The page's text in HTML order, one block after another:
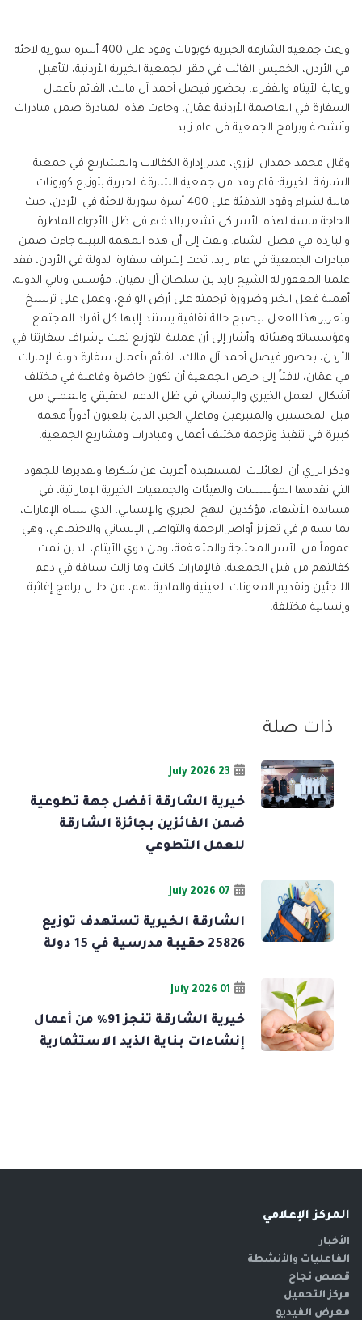
وزعت جمعية الشارقة الخيرية كوبونات وقود على 400 أسرة سورية لاجئة
في الأردن، الخميس الفائت في مقر الجمعية الخيرية الأردنية، لتأهيل
ورعاية الأيتام والفقراء، بحضور فيصل أحمد آل مالك، القائم بأعمال
السفارة في العاصمة الأردنية عمّان، وجاءت هذه المبادرة ضمن مبادرات
وأنشطة وبرامج الجمعية في عام زايد.
وقال محمد حمدان الزري، مدير إدارة الكفالات والمشاريع في جمعية
الشارقة الخيرية: قام وفد من جمعية الشارقة الخيرية بتوزيع كوبونات
مالية لشراء وقود التدفئة على 400 أسرة سورية لاجئة في الأردن، حيث
الحاجة ماسة لهذه الأسر كي تشعر بالدفء في ظل الأجواء الماطرة
والباردة في فصل الشتاء. ولفت إلى أن هذه المهمة النبيلة جاءت ضمن
مبادرات الجمعية في عام زايد، تحت إشراف سفارة الدولة في الأردن، فقد
علمنا المغفور له الشيخ زايد بن سلطان آل نهيان، مؤسس وباني الدولة،
أهمية فعل الخير وضرورة ترجمته على أرض الواقع، وعمل على ترسيخ
وتعزيز هذا الفعل ليصبح حالة ثقافية يستند إليها كل أفراد المجتمع
ومؤسساته وهيئاته. وأشار إلى أن عملية التوزيع تمت بإشراف سفارتنا في
الأردن، بحضور فيصل أحمد آل مالك، القائم بأعمال سفارة دولة الإمارات
في عمّان، لافتاً إلى حرص الجمعية أن تكون حاضرة وفاعلة في مختلف
أشكال العمل الخيري والإنساني في ظل الدعم الحقيقي والعملي من
قبل المحسنين والمتبرعين وفاعلي الخير، الذين يلعبون أدوراً مهمة
كبيرة في تنفيذ وترجمة مختلف أعمال ومبادرات ومشاريع الجمعية.
وذكر الزري أن العائلات المستفيدة أعربت عن شكرها وتقديرها للجهود
التي تقدمها المؤسسات والهيئات والجمعيات الخيرية الإماراتية، في
مساندة الأشقاء، مؤكدين النهج الخيري والإنساني، الذي تتبناه الإمارات،
بما يسه م في تعزيز أواصر الرحمة والتواصل الإنساني والاجتماعي، وهي
عموماً من الأسر المحتاجة والمتعففة، ومن ذوي الأيتام، الذين تمت
كفالتهم من قبل الجمعية، فالإمارات كانت وما زالت سباقة في دعم
اللاجئين وتقديم المعونات العينية والمادية لهم، من خلال برامج إغاثية
وإنسانية مختلفة.
ذات صلة
23 July 2026
خيرية الشارقة أفضل جهة تطوعية
ضمن الفائزين بجائزة الشارقة
للعمل التطوعي
07 July 2026
الشارقة الخيرية تستهدف توزيع
25826 حقيبة مدرسية في 15 دولة
01 July 2026
خيرية الشارقة تنجز 91% من أعمال
إنشاءات بناية الذيد الاستثمارية
المركز الإعلامي
الأخبار
الفاعليات والأنشطة
قصص نجاح
مركز التحميل
معرض الفيديو